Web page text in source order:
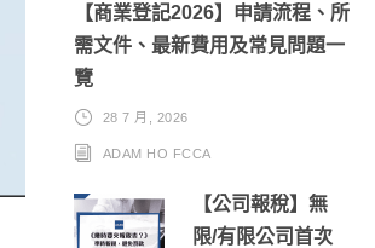
【商業登記2026】申請流程、所
需文件、最新費用及常見問題一
覽
28 7 月, 2026
ADAM HO FCCA
【公司報稅】無
限/有限公司首次